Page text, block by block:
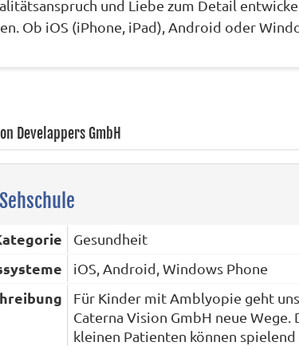
und Liebe zum Detail
Ob iOS (iPhone, iPad), Android oder
Develappers GmbH
Gesundheit
iOS, Android, Windows Phone
Für Kinder mit Amblyopie geht
Caterna Vision GmbH neue Wege.
kleinen Patienten können spielend